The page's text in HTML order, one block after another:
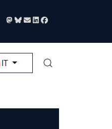
la tua lingua
IT